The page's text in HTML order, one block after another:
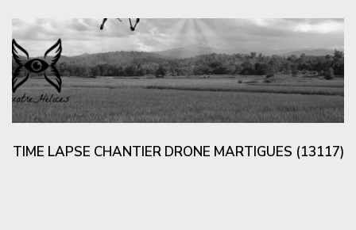
TIME LAPSE CHANTIER DRONE MARTIGUES (13117)